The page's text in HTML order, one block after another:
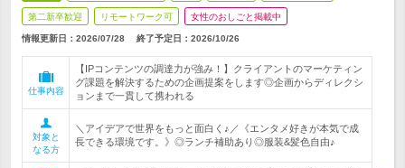
第二新卒歓迎 リモートワーク可 女性のおしごと掲載中
情報更新日：2026/07/28 終了予定日： 2026/10/26
仕事内容
【IPコンテンツの調達力が強み！】クライアントのマーケティン
グ課題を解決するための企画提案をします◎企画からディレクシ
ョンまで一貫して携われる
対象と
なる方
＼アイデアで世界をもっと面白く♪／《エンタメ好きが本気で成
長できる環境です。》◎ランチ補助あり◎服装&髪色自由♪